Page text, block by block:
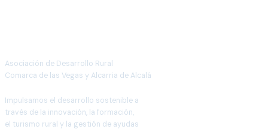
Asociación de Desarrollo Rural
Comarca de las Vegas y Alcarria de Alcalá
Impulsamos el desarrollo sostenible a
través de la innovación, la formación,
el turismo rural y la gestión de ayudas